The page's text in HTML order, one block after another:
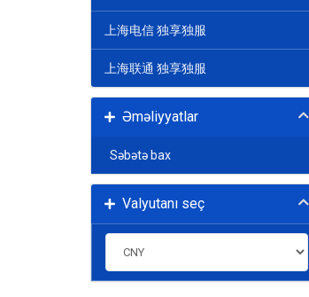
上海电信 独享独服
上海联通 独享独服
Əməliyyatlar
Səbətə bax
Valyutanı seç